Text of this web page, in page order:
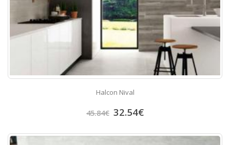
Halcon Nival
45.84€ 32.54€